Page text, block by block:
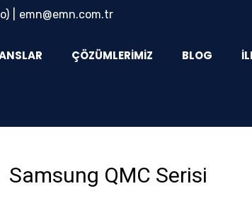
| emn@emn.com.tr
ÇÖZÜMLERIMIZ BLOG
Samsung QMC Serisi